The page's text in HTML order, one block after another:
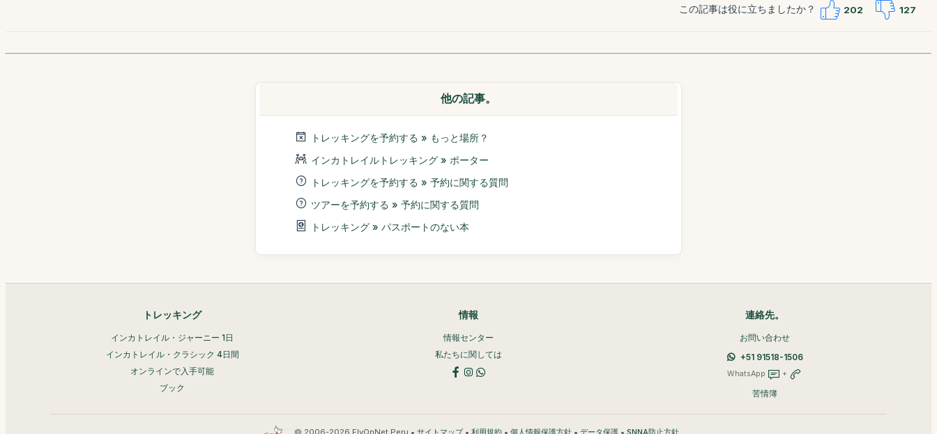
この記事は役に立ちましたか？ 202 127
他の記事。
トレッキングを予約する » もっと場所？
インカトレイルトレッキング » ポーター
トレッキングを予約する » 予約に関する質問
ツアーを予約する » 予約に関する質問
トレッキング » パスポートのない本
トレッキング
インカトレイル・ジャーニー 1日
インカトレイル・クラシック 4日間
オンラインで入手可能
ブック
情報
情報センター
私たちに関しては
連絡先。
お問い合わせ
+51 91518-1506
WhatsApp +
苦情簿
© 2006-2026 FlyOnNet Peru • • • • •